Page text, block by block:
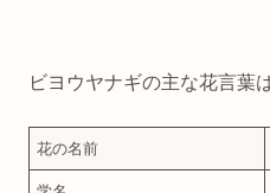
ビヨウヤナギの主な花言葉
花の名前